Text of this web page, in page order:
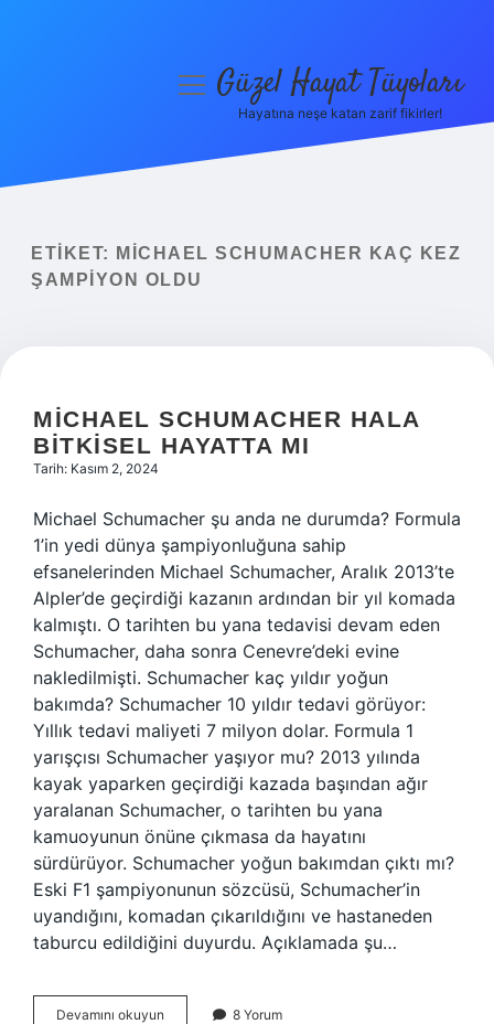
Yasal Uyarı
menüyüGüzel Hayat Tüyoları
Hayatına neşe katan zarif fikirler!
ETIKET:
MICHAEL SCHUMACHER KAÇ KEZ
ŞAMPIYON OLDU
MICHAEL SCHUMACHER HALA
BITKISEL HAYATTA MI
Tarih: Kasım 2, 2024
Michael Schumacher şu anda ne durumda? Formula
1’in yedi dünya şampiyonluğuna sahip
efsanelerinden Michael Schumacher, Aralık 2013’te
Alpler’de geçirdiği kazanın ardından bir yıl komada
kalmıştı. O tarihten bu yana tedavisi devam eden
Schumacher, daha sonra Cenevre’deki evine
nakledilmişti. Schumacher kaç yıldır yoğun
bakımda? Schumacher 10 yıldır tedavi görüyor:
Yıllık tedavi maliyeti 7 milyon dolar. Formula 1
yarışçısı Schumacher yaşıyor mu? 2013 yılında
kayak yaparken geçirdiği kazada başından ağır
yaralanan Schumacher, o tarihten bu yana
kamuoyunun önüne çıkmasa da hayatını
sürdürüyor. Schumacher yoğun bakımdan çıktı mı?
Eski F1 şampiyonunun sözcüsü, Schumacher’in
uyandığını, komadan çıkarıldığını ve hastaneden
taburcu edildiğini duyurdu. Açıklamada şu…
Devamını okuyun 8 Yorum